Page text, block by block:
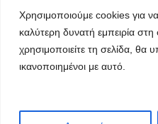
Χρησιμοποιούμε cookies για
καλύτερη δυνατή εμπειρία
χρησιμοποιείτε τη σελίδα, θα
ικανοποιημένοι με αυτό.